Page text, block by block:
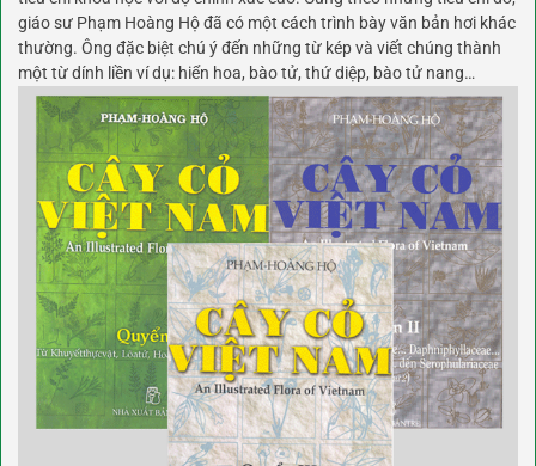
giáo sư Phạm Hoàng Hộ đã có một cách trình bày văn bản hơi khác
thường. Ông đặc biệt chú ý đến những từ kép và viết chúng thành
một từ dính liền ví dụ: hiển hoa, bào tử, thứ diệp, bào tử nang…